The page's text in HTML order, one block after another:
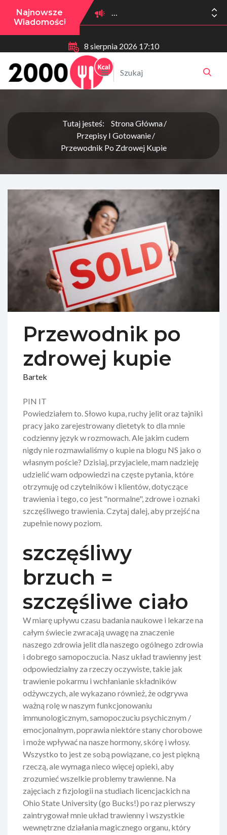
Najnowsze
Wiadomości
8 sierpnia 2026 17:10
Tutaj jesteś:
Strona Główna
Przepisy I Gotowanie
Przewodnik Po Zdrowej Kupie
Przewodnik po
zdrowej kupie
Bartek
PIN IT
Powiedziałem to. Słowo kupa, ruchy jelit oraz tajniki
pracy jako zarejestrowany dietetyk to dla mnie
codzienny język w rozmowach. Ale jakim cudem
nigdy nie rozmawialiśmy o kupie na blogu NS jako o
własnym poście? Dzisiaj, przyjaciele, mam nadzieję
udzielić wam odpowiedzi na częste pytania, które
otrzymuję od czytelników i klientów, dotyczące
trawienia i tego, co jest "normalne", zdrowe i oznaki
szczęśliwego trawienia. Czytaj dalej, aby przejść na
zupełnie nowy poziom.
szczęśliwy
brzuch =
szczęśliwe ciało
W miarę upływu czasu badania naukowe i lekarze na
całym świecie zwracają uwagę na znaczenie
naszego zdrowia jelit dla naszego ogólnego zdrowia
i dobrego samopoczucia. Nasz układ trawienny jest
odpowiedzialny za rzeczy oczywiste, takie jak
trawienie pokarmu i wchłanianie składników
odżywczych, ale wykazano również, że odgrywa
ważną rolę w naszym funkcjonowaniu
immunologicznym, samopoczuciu psychicznym /
emocjonalnym, poprawia niektóre stany chorobowe
i może wpływać na nasze hormony, skórę i włosy.
Wszystko to jest ze sobą powiązane, co jest piękną
rzeczą, ale wymaga nieco więcej opieki, aby
zrozumieć wszelkie problemy trawienne. Na
zajęciach z fizjologii na studiach licencjackich na
Ohio State University (go Bucks!) po raz pierwszy
zaintrygował mnie układ trawienny i wszystkie
wewnętrzne działania magicznego organu, który